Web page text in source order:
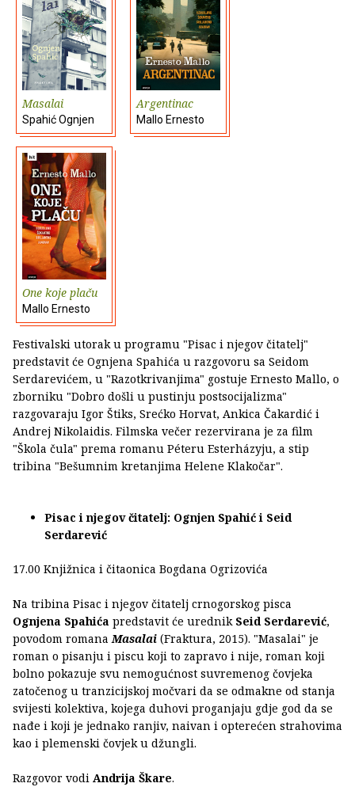
Masalai
Spahić Ognjen
Argentinac
Mallo Ernesto
One koje plaču
Mallo Ernesto
Festivalski utorak u programu "Pisac i njegov čitatelj"
predstavit će Ognjena Spahića u razgovoru sa Seidom
Serdarevićem, u "Razotkrivanjima" gostuje Ernesto Mallo, o
zborniku "Dobro došli u pustinju postsocijalizma"
razgovaraju Igor Štiks, Srećko Horvat, Ankica Čakardić i
Andrej Nikolaidis. Filmska večer rezervirana je za film
"Škola čula" prema romanu Péteru Esterházyju, a stip
tribina "Bešumnim kretanjima Helene Klakočar".
Pisac i njegov čitatelj: Ognjen Spahić i Seid
Serdarević
17.00 Knjižnica i čitaonica Bogdana Ogrizovića
Na tribina Pisac i njegov čitatelj crnogorskog pisca
Ognjena Spahića predstavit će urednik Seid Serdarević,
povodom romanaMasalai (Fraktura, 2015). "Masalai" je
roman o pisanju i piscu koji to zapravo i nije, roman koji
bolno pokazuje svu nemogućnost suvremenog čovjeka
zatočenog u tranzicijskoj močvari da se odmakne od stanja
svijesti kolektiva, kojega duhovi proganjaju gdje god da se
nađe i koji je jednako ranjiv, naivan i opterećen strahovima
kao i plemenski čovjek u džungli.
Razgovor vodi Andrija Škare.